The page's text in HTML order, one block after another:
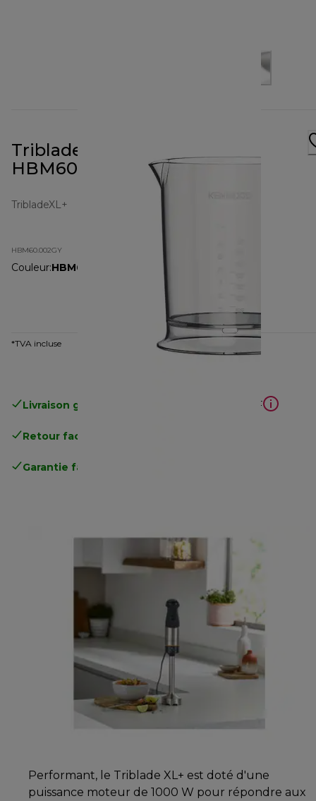
Triblade XL+ Hand Blender
HBM60.002GY
TribladeXL+
HBM60.002GY
Couleur:HBM60.002GY
*TVA incluse
Livraison gratuite à partir d'un achat de 50 CHF
Retour facile
Garantie fabricant complète
Performant, le Triblade XL+ est doté d'une
puissance moteur de 1000 W pour répondre aux